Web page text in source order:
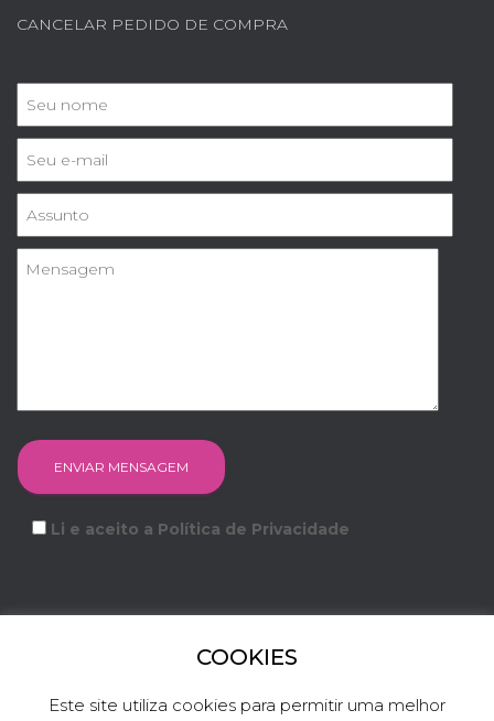
CANCELAR PEDIDO DE COMPRA
Li e aceito a Política de Privacidade
COOKIES
Este site utiliza cookies para permitir uma melhor